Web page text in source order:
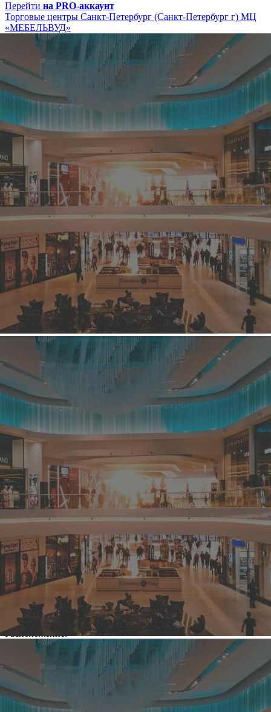
Перейти на PRO-аккаунт
Торговые центры Санкт-Петербург (Санкт-Петербург г) МЦ
«МЕБЕЛЬВУД»
Мебельный торговый центр
МЦ «МЕБЕЛЬВУД»
Связаться с торговым центром
Мебельный центр "МЕБЕЛЬВУД" — современный мебельный
центр площадью 28 000 кв.м., на территории которого
представлены самые востребованные российские и
зарубежные бренды. Удобное расположение на пересечении
Дальневосточного проспекта и ул. Коллонтай в большой
торговой зоне по соседству с гипермаркетами "Лента", "Мак...
4340 (+1)
Информация о ТЦ
О компании
Арендаторы
Условия сотрудничества
Контакты
О ТЦ "МЦ «МЕБЕЛЬВУД»"
Название:
МЦ «МЕБЕЛЬВУД»
Дата открытия:
2009
Вид / тип объекта:
Мебельный торговый центр
Город:
Санкт-Петербург (Санкт-Петербург г)
Расположение:
Дальневосточный пр-кт, дом 14, литер А
Общая площадь здания:
29 605 м
2
Сдаваемая в аренду площадь здания:
24 000 м
Этажность: